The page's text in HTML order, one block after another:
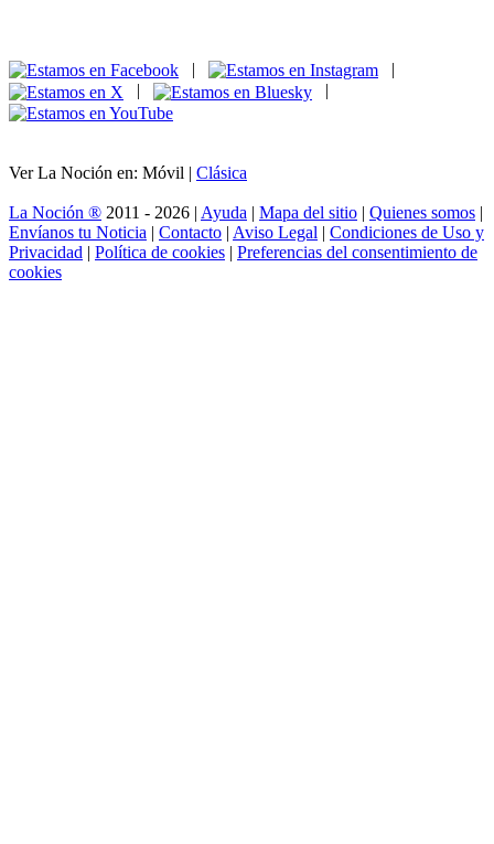
|
|
|
|
Ver La Noción en: Móvil | Clásica
La Noción ® 2011 - 2026 | Ayuda | Mapa del sitio | Quienes somos |
Envíanos tu Noticia | Contacto | Aviso Legal | Condiciones de Uso y
Privacidad | Política de cookies | Preferencias del consentimiento de
cookies